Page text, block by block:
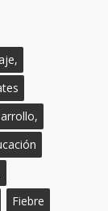
Fiebre